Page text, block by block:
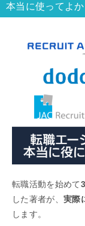
本当に使ってよ
転職活動を始めて
した著者が、実際
します。